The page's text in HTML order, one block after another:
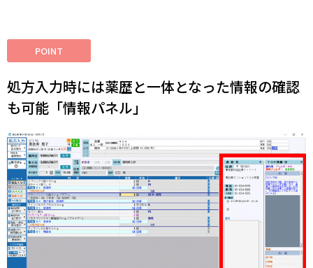
POINT
処方入力時には薬歴と一体となった情報の確認
も可能「情報パネル」